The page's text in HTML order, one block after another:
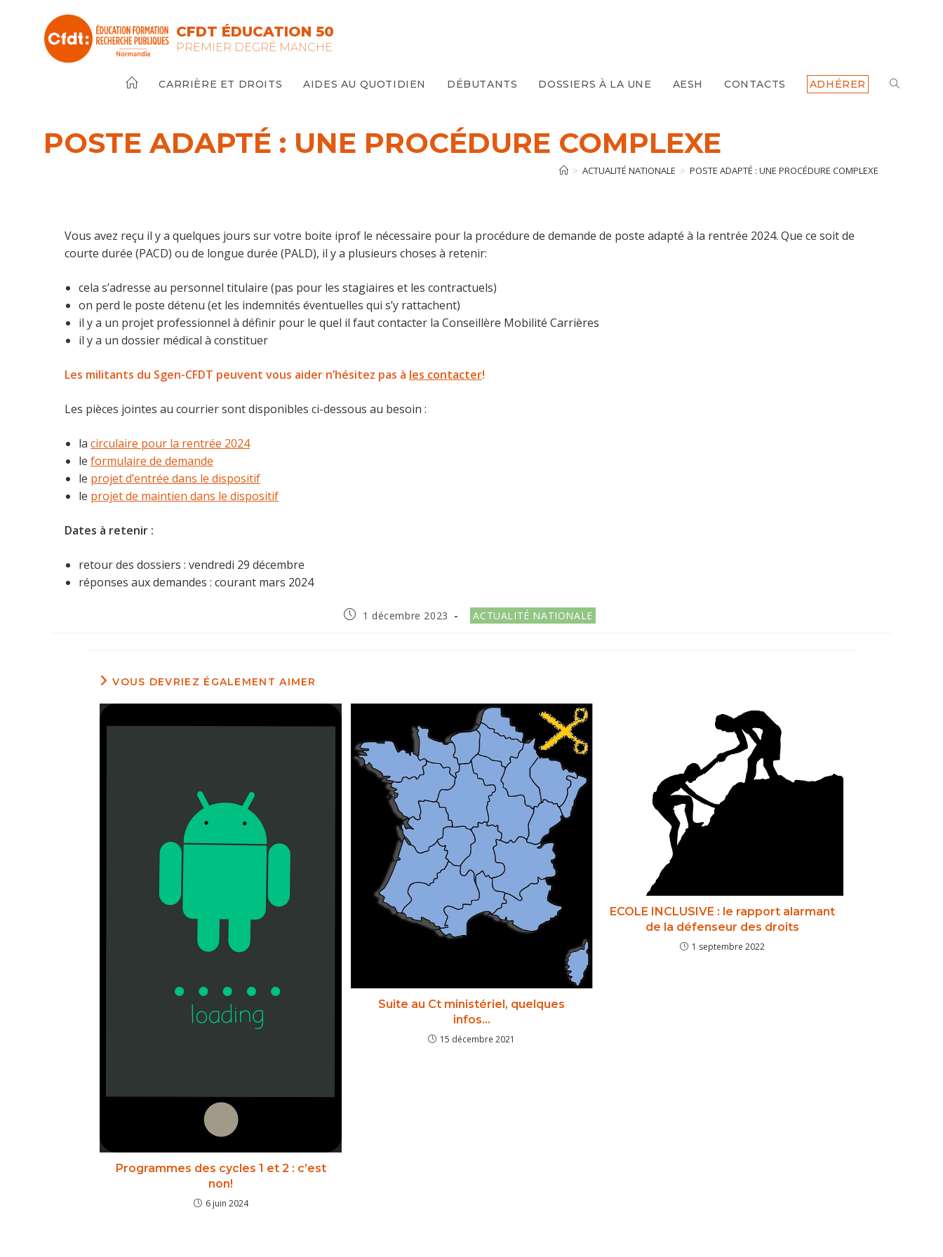
CFDT ÉDUCATION 50
PREMIER DEGRÉ MANCHE
CARRIÈRE ET DROITS AIDES AU QUOTIDIEN DÉBUTANTS DOSSIERS À LA UNE AESH CONTACTS ADHÉRER TOGGLE
POSTE ADAPTÉ : UNE PROCÉDURE COMPLEXE
> ACTUALITÉ NATIONALE > POSTE ADAPTÉ : UNE PROCÉDURE COMPLEXE
Vous avez reçu il y a quelques jours sur votre boite iprof le nécessaire pour la procédure de demande de poste adapté à la rentrée 2024. Que ce soit de
courte durée (PACD) ou de longue durée (PALD), il y a plusieurs choses à retenir:
cela s’adresse au personnel titulaire (pas pour les stagiaires et les contractuels)
on perd le poste détenu (et les indemnités éventuelles qui s’y rattachent)
il y a un projet professionnel à définir pour le quel il faut contacter la Conseillère Mobilité Carrières
il y a un dossier médical à constituer
Les militants du Sgen-CFDT peuvent vous aider n’hésitez pas à les contacter!
Les pièces jointes au courrier sont disponibles ci-dessous au besoin :
la circulaire pour la rentrée 2024
le formulaire de demande
le projet d’entrée dans le dispositif
le projet de maintien dans le dispositif
Dates à retenir :
retour des dossiers : vendredi 29 décembre
réponses aux demandes : courant mars 2024
Publication
1 décembre 2023
Post
category:
ACTUALITÉ NATIONALE
VOUS DEVRIEZ ÉGALEMENT AIMER
Programmes des cycles 1 et 2 : c’est
non!
6 juin 2024
Suite au Ct ministériel, quelques
infos…
15 décembre 2021
ECOLE INCLUSIVE : le rapport alarmant
de la défenseur des droits
1 septembre 2022